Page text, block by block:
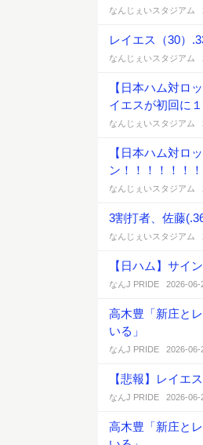
なんじぇいスタジアム
レイエス（30）
なんじぇいスタジアム
【日本ハム対
イエスが初回に
なんじぇいスタジアム
【日本ハム対ロ
ン！！！！！！
なんじぇいスタジアム
3割打者、佐藤
なんじぇいスタジアム
【日ハム】サイ
なんJ PRIDE 2026-06-
高木豊「新庄と
いる」
なんJ PRIDE 2026-06-
【悲報】レイエ
なんJ PRIDE 2026-06-
高木豊「新庄と